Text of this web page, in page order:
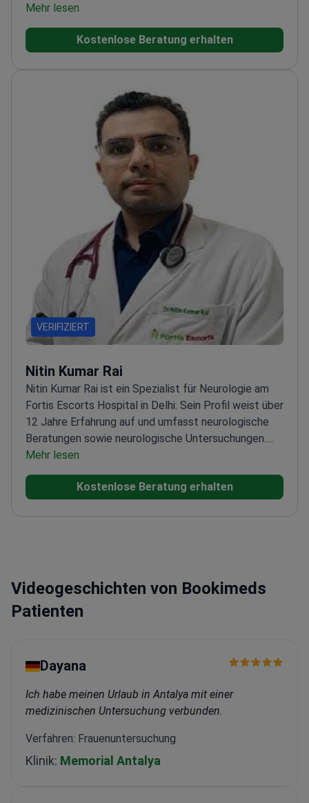
Spezialisierung auf komplexe
BewegungsstörungenFührt tiefe Hirnstimulation zur
Behandlung von Parkinson-Symptomen
neuromuskuläre ErkrankungenMitglied der
Neurological Society of India
wissenschaftlicher Publikationen zu Ergebnissen bei
degenerativen Hirnerkrankungen
Mehr lesen
Kostenlose Beratung erhalten
VERIFIZIERT
Nitin Kumar Rai
Nitin Kumar Rai ist ein Spezialist für Neurologie am
Fortis Escorts Hospital in Delhi. Sein Profil weist über
12 Jahre Erfahrung auf und umfasst neurologische
Beratungen sowie neurologische Untersuchungen.
Wenn Sie eine neurologische Beratung innerhalb des
Kliniknetzwerks benötigen, entspricht dieses Profil
dem Leistungsumfang.
Mehr lesen
Kostenlose Beratung erhalten
Videogeschichten von Bookimeds
Patienten
Dayana
Ich habe meinen Urlaub in Antalya mit einer
medizinischen Untersuchung verbunden.
Verfahren: Frauenuntersuchung
Klinik: Memorial Antalya